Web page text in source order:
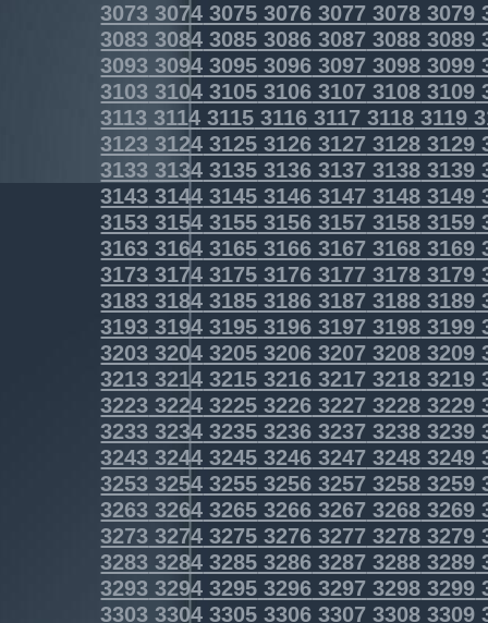
3073 3074 3075 3076 3077 3078 3079
3083 3084 3085 3086 3087 3088 3089
3093 3094 3095 3096 3097 3098 3099
3103 3104 3105 3106 3107 3108 3109
3113 3114 3115 3116 3117 3118 3119
3123 3124 3125 3126 3127 3128 3129
3133 3134 3135 3136 3137 3138 3139
3143 3144 3145 3146 3147 3148 3149
3153 3154 3155 3156 3157 3158 3159
3163 3164 3165 3166 3167 3168 3169
3173 3174 3175 3176 3177 3178 3179
3183 3184 3185 3186 3187 3188 3189
3193 3194 3195 3196 3197 3198 3199
3203 3204 3205 3206 3207 3208 3209
3213 3214 3215 3216 3217 3218 3219
3223 3224 3225 3226 3227 3228 3229
3233 3234 3235 3236 3237 3238 3239
3243 3244 3245 3246 3247 3248 3249
3253 3254 3255 3256 3257 3258 3259
3263 3264 3265 3266 3267 3268 3269
3273 3274 3275 3276 3277 3278 3279
3283 3284 3285 3286 3287 3288 3289
3293 3294 3295 3296 3297 3298 3299
3303 3304 3305 3306 3307 3308 3309